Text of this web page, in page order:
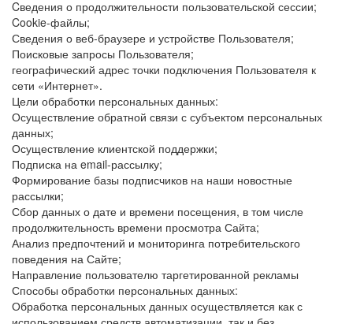
Cведения о продолжительности пользовательской сессии;
Cookie-файлы;
Сведения о веб-браузере и устройстве Пользователя;
Поисковые запросы Пользователя;
географический адрес точки подключения Пользователя к
сети «Интернет».
Цели обработки персональных данных:
Осуществление обратной связи с субъектом персональных
данных;
Осуществление клиентской поддержки;
Подписка на email-рассылку;
Формирование базы подписчиков на наши новостные
рассылки;
Сбор данных о дате и времени посещения, в том числе
продолжительность времени просмотра Сайта;
Анализ предпочтений и мониторинга потребительского
поведения на Сайте;
Направление пользователю таргетированной рекламы
Способы обработки персональных данных:
Обработка персональных данных осуществляется как с